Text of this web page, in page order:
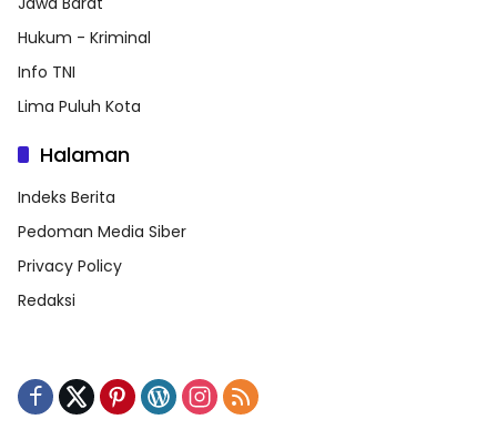
Hukum - Kriminal
Info TNI
Lima Puluh Kota
Halaman
Indeks Berita
Pedoman Media Siber
Privacy Policy
Redaksi